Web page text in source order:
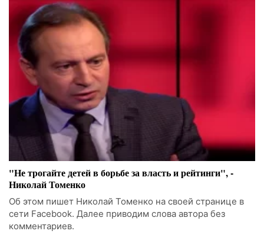
"Не трогайте детей в борьбе за власть и рейтинги", -
Николай Томенко
Об этом пишет Николай Томенко на своей странице в
сети Facebook. Далее приводим слова автора без
комментариев.